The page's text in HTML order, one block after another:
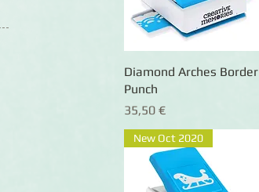
Schnellansicht
Diamond Arches Border
Punch
Preis
35,50 €
New Oct 2020